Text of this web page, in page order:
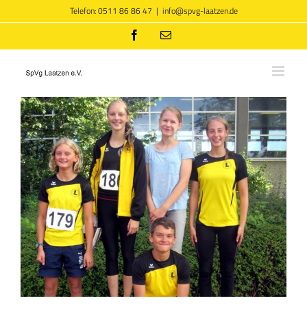
Inhalt
Telefon: 0511 86 86 47 | info@spvg-laatzen.de
Facebook
E-
Zeige
grösseres
Bild